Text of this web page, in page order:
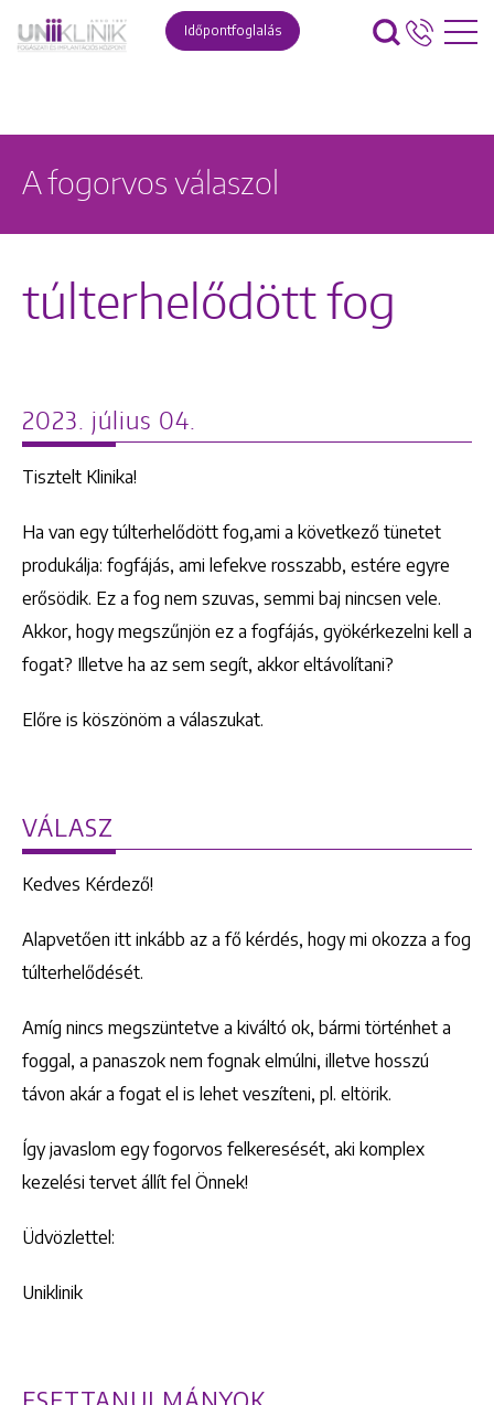
Időpontfoglalás
A fogorvos válaszol
túlterhelődött fog
2023. július 04.
Tisztelt Klinika!
Ha van egy túlterhelődött fog,ami a következő tünetet
produkálja: fogfájás, ami lefekve rosszabb, estére egyre
erősödik. Ez a fog nem szuvas, semmi baj nincsen vele.
Akkor, hogy megszűnjön ez a fogfájás, gyökérkezelni kell a
fogat? Illetve ha az sem segít, akkor eltávolítani?
Előre is köszönöm a válaszukat.
VÁLASZ
Kedves Kérdező!
Alapvetően itt inkább az a fő kérdés, hogy mi okozza a fog
túlterhelődését.
Amíg nincs megszüntetve a kiváltó ok, bármi történhet a
foggal, a panaszok nem fognak elmúlni, illetve hosszú
távon akár a fogat el is lehet veszíteni, pl. eltörik.
Így javaslom egy fogorvos felkeresését, aki komplex
kezelési tervet állít fel Önnek!
Üdvözlettel:
Uniklinik